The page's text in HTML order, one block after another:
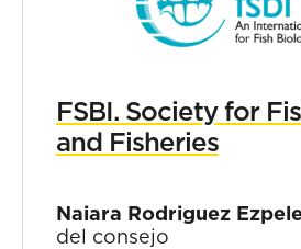
FSBI. Society for
and Fisheries
Naiara Rodriguez
del consejo